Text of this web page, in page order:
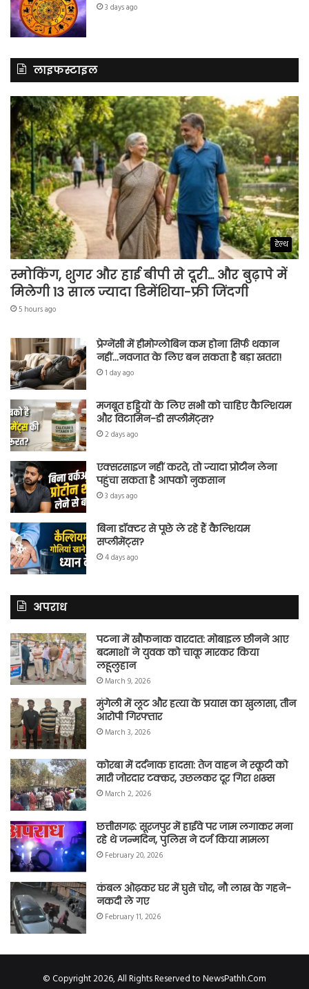
3 days ago
लाइफस्टाइल
हेल्थ
स्मोकिंग, शुगर और हाई बीपी से दूरी… और बुढ़ापे में
मिलेगी 13 साल ज्यादा डिमेंशिया-फ्री जिंदगी
5 hours ago
प्रेग्नेंसी में हीमोग्लोबिन कम होना सिर्फ थकान
नहीं…नवजात के लिए बन सकता है बड़ा खतरा!
1 day ago
मजबूत हड्डियों के लिए सभी को चाहिए कैल्शियम
और विटामिन-डी सप्लीमेंट्स?
2 days ago
एक्सरसाइज नहीं करते, तो ज्यादा प्रोटीन लेना
पहुंचा सकता है आपको नुकसान
3 days ago
बिना डॉक्टर से पूछे ले रहे हैं कैल्शियम
सप्लीमेंट्स?
4 days ago
अपराध
पटना में खौफनाक वारदात: मोबाइल छीनने आए
बदमाशों ने युवक को चाकू मारकर किया
लहूलुहान
March 9, 2026
मुंगेली में लूट और हत्या के प्रयास का खुलासा, तीन
आरोपी गिरफ्तार
March 3, 2026
कोरबा में दर्दनाक हादसा: तेज वाहन ने स्कूटी को
मारी जोरदार टक्कर, उछलकर दूर गिरा शख्स
March 2, 2026
छत्तीसगढ़: सूरजपुर में हाईवे पर जाम लगाकर मना
रहे थे जन्मदिन, पुलिस ने दर्ज किया मामला
February 20, 2026
कंबल ओढ़कर घर में घुसे चोर, नौ लाख के गहने-
नकदी ले गए
February 11, 2026
© Copyright 2026, All Rights Reserved to NewsPathh.Com